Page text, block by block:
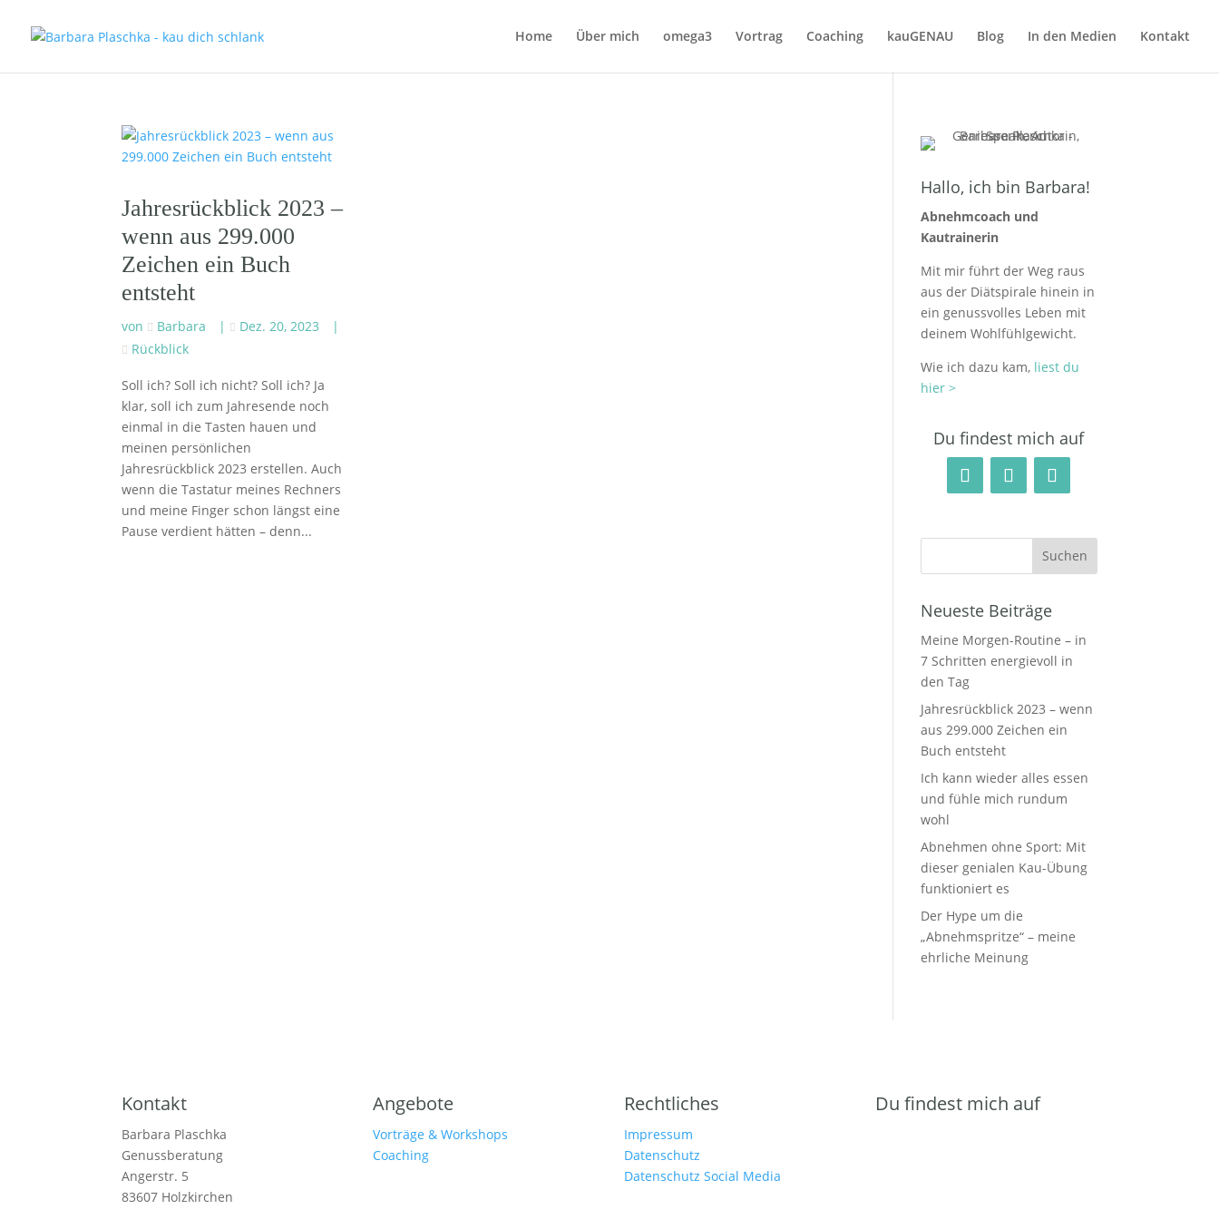
Home Über mich omega3 Vortrag Coaching kauGENAU Blog In den Medien Kontakt
Jahresrückblick 2023 –
wenn aus 299.000
Zeichen ein Buch
entsteht
von Barbara | Dez. 20, 2023
|
Rückblick
Soll ich? Soll ich nicht? Soll ich? Ja
klar, soll ich zum Jahresende noch
einmal in die Tasten hauen und
meinen persönlichen
Jahresrückblick 2023 erstellen. Auch
wenn die Tastatur meines Rechners
und meine Finger schon längst eine
Pause verdient hätten – denn...
Hallo, ich bin Barbara!
Abnehmcoach und
Kautrainerin
Mit mir führt der Weg raus
aus der Diätspirale hinein in
ein genuss­volles Leben mit
deinem Wohlfühlgewicht.
Wie ich dazu kam, liest du
hier >
Du findest mich auf
Neueste Beiträge
Meine Morgen-Routine – in
7 Schritten energievoll in
den Tag
Jahresrückblick 2023 – wenn
aus 299.000 Zeichen ein
Buch entsteht
Ich kann wieder alles essen
und fühle mich rundum
wohl
Abnehmen ohne Sport: Mit
dieser genialen Kau-Übung
funktioniert es
Der Hype um die
„Abnehmspritze“ – meine
ehrliche Meinung
Kontakt
Barbara Plaschka
Genussberatung
Angerstr. 5
83607 Holzkirchen
Angebote
Vorträge & Workshops
Coaching
Rechtliches
Impressum
Datenschutz
Datenschutz Social Media
Du findest mich auf